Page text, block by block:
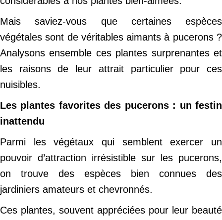
Mais saviez-vous que certaines espèces
végétales sont de véritables aimants à pucerons ?
Analysons ensemble ces plantes surprenantes et
les raisons de leur attrait particulier pour ces
nuisibles.
Les plantes favorites des pucerons : un festin
inattendu
Parmi les végétaux qui semblent exercer un
pouvoir d’attraction irrésistible sur les pucerons,
on trouve des espèces bien connues des
jardiniers amateurs et chevronnés.
Ces plantes, souvent appréciées pour leur beauté